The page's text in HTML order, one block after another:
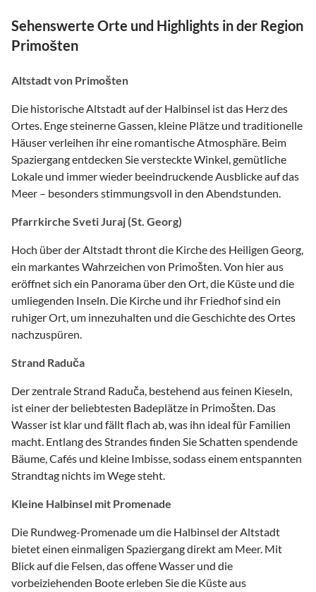
Sehenswerte Orte und Highlights in der Region
Primošten
Altstadt von Primošten
Die historische Altstadt auf der Halbinsel ist das Herz des
Ortes. Enge steinerne Gassen, kleine Plätze und traditionelle
Häuser verleihen ihr eine romantische Atmosphäre. Beim
Spaziergang entdecken Sie versteckte Winkel, gemütliche
Lokale und immer wieder beeindruckende Ausblicke auf das
Meer – besonders stimmungsvoll in den Abendstunden.
Pfarrkirche Sveti Juraj (St. Georg)
Hoch über der Altstadt thront die Kirche des Heiligen Georg,
ein markantes Wahrzeichen von Primošten. Von hier aus
eröffnet sich ein Panorama über den Ort, die Küste und die
umliegenden Inseln. Die Kirche und ihr Friedhof sind ein
ruhiger Ort, um innezuhalten und die Geschichte des Ortes
nachzuspüren.
Strand Raduča
Der zentrale Strand Raduča, bestehend aus feinen Kieseln,
ist einer der beliebtesten Badeplätze in Primošten. Das
Wasser ist klar und fällt flach ab, was ihn ideal für Familien
macht. Entlang des Strandes finden Sie Schatten spendende
Bäume, Cafés und kleine Imbisse, sodass einem entspannten
Strandtag nichts im Wege steht.
Kleine Halbinsel mit Promenade
Die Rundweg-Promenade um die Halbinsel der Altstadt
bietet einen einmaligen Spaziergang direkt am Meer. Mit
Blick auf die Felsen, das offene Wasser und die
vorbeiziehenden Boote erleben Sie die Küste aus